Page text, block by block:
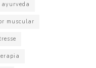
ayurveda
muscular